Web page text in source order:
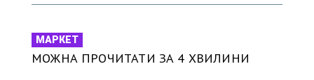
МАРКЕТ
МОЖНА ПРОЧИТАТИ ЗА 4 ХВИЛИНИ